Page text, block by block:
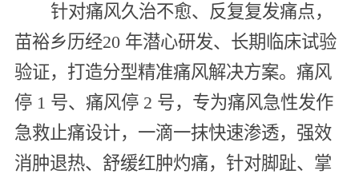
针对痛风久治不愈、反复复发痛点，
苗裕乡历经20 年潜心研发、长期临床试验
验证，打造分型精准痛风解决方案。痛风
停 1 号、痛风停 2 号，专为痛风急性发作
急救止痛设计，一滴一抹快速渗透，强效
消肿退热、舒缓红肿灼痛，针对脚趾、掌